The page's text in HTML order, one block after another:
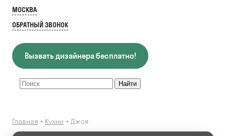
МОСКВА
ОБРАТНЫЙ ЗВОНОК
Вызвать дизайнера бесплатно!
Главная→ Кухни → Джоя